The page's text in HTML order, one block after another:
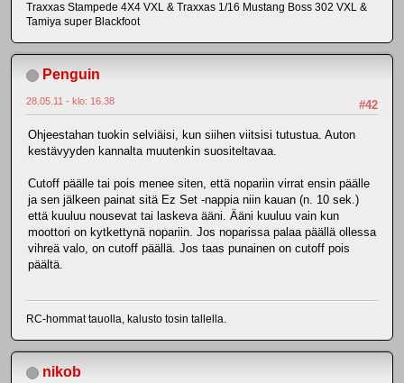
Traxxas Stampede 4X4 VXL & Traxxas 1/16 Mustang Boss 302 VXL &
Tamiya super Blackfoot
Penguin
#42
28.05.11 - klo: 16.38
Ohjeestahan tuokin selviäisi, kun siihen viitsisi tutustua. Auton
kestävyyden kannalta muutenkin suositeltavaa.
Cutoff päälle tai pois menee siten, että nopariin virrat ensin päälle
ja sen jälkeen painat sitä Ez Set -nappia niin kauan (n. 10 sek.)
että kuuluu nousevat tai laskeva ääni. Ääni kuuluu vain kun
moottori on kytkettynä nopariin. Jos noparissa palaa päällä ollessa
vihreä valo, on cutoff päällä. Jos taas punainen on cutoff pois
päältä.
RC-hommat tauolla, kalusto tosin tallella.
nikob